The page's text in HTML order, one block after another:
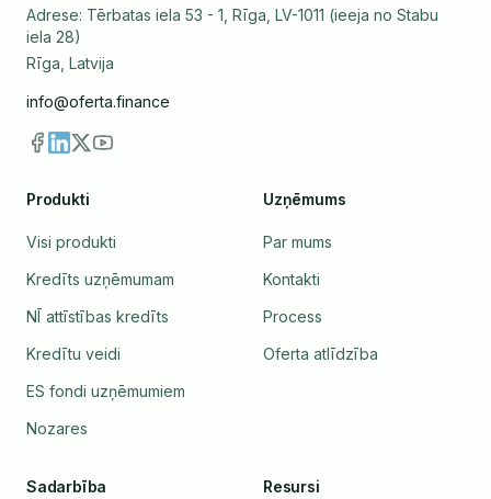
Adrese: Tērbatas iela 53 - 1, Rīga, LV-1011 (ieeja no Stabu
iela 28)
Rīga, Latvija
info@oferta.finance
Produkti
Visi produkti
Kredīts uzņēmumam
NĪ attīstības kredīts
Kredītu veidi
ES fondi uzņēmumiem
Nozares
Uzņēmums
Par mums
Kontakti
Process
Oferta atlīdzība
Sadarbība Resursi